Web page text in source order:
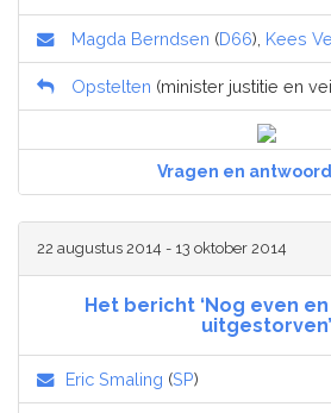
Magda Berndsen (D66), Kees
Opstelten (minister justitie en
Vragen en
22 augustus 2014 - 13 oktober 2014
Het bericht ‘Nog even
uitgestorven’
Eric Smaling (SP)